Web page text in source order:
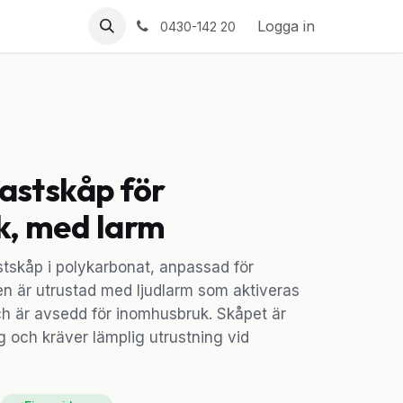
0430-142 20 Logga in
för
med larm
i polykarbonat, anpassad för
är utrustad med ljudlarm som aktiveras
är avsedd för inomhusbruk. Skåpet är
och kräver lämplig utrustning vid